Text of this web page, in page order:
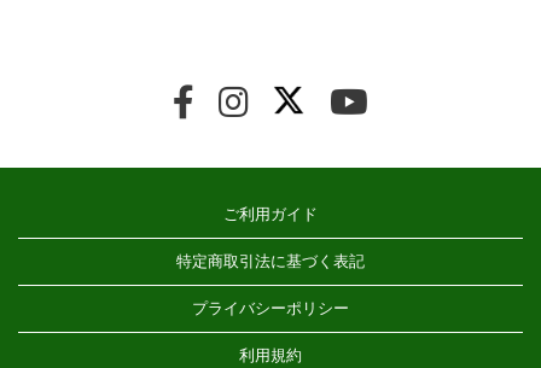
ご利用ガイド
特定商取引法に基づく表記
プライバシーポリシー
利用規約